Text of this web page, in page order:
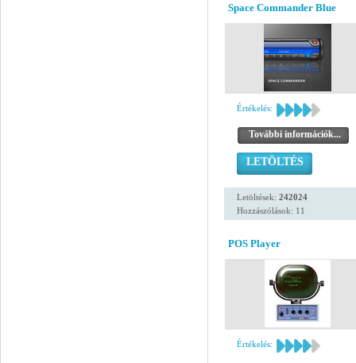
Space Commander Blue
Értékelés:
További információk...
LETÖLTÉS
Letöltések: 242024
Hozzászólások: 11
POS Player
Értékelés: